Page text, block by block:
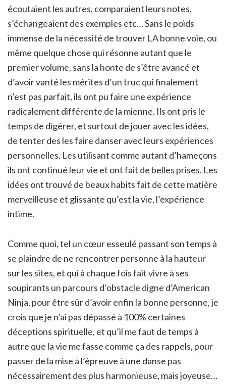
écoutaient les autres, comparaient leurs notes,
s’échangeaient des exemples etc… Sans le poids
immense de la nécessité de trouver LA bonne voie, ou
même quelque chose qui résonne autant que le
premier volume, sans la honte de s’être avancé et
d’avoir vanté les mérites d’un truc qui finalement
n’est pas parfait, ils ont pu faire une expérience
radicalement différente de la mienne. Ils ont pris le
temps de digérer, et surtout de jouer avec les idées,
de tenter des les faire danser avec leurs expériences
personnelles. Les utilisant comme autant d’hameçons
ils ont continué leur vie et ont fait de belles prises. Les
idées ont trouvé de beaux habits fait de cette matière
merveilleuse et glissante qu’est la vie, l’expérience
intime.
Comme quoi, tel un cœur esseulé passant son temps à
se plaindre de ne rencontrer personne à la hauteur
sur les sites, et qui à chaque fois fait vivre à ses
soupirants un parcours d’obstacle digne d’American
Ninja, pour être sûr d’avoir enfin la bonne personne, je
crois que je n’ai pas dépassé à 100% certaines
déceptions spirituelle, et qu’il me faut de temps à
autre que la vie me fasse comme ça des rappels, pour
passer de la mise à l’épreuve à une danse pas
nécessairement des plus harmonieuse, mais joyeuse…